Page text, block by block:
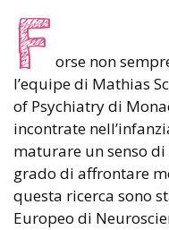
F orse non
l’equipe di Mathias
of Psychiatry di
incontrate
maturare un senso
grado di affrontare
questa ricerca sono
Europeo di